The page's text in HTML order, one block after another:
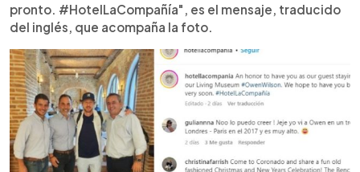
pronto. #HotelLaCompañía", es el mensaje, traducido
del inglés, que acompaña la foto.